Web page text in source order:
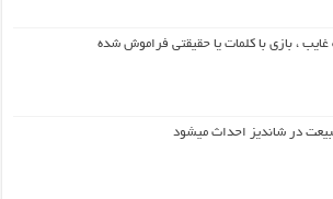
غایب ، بازی با کلمات یا حقیقتی فراموش شده
در شاندیز احداث میشود